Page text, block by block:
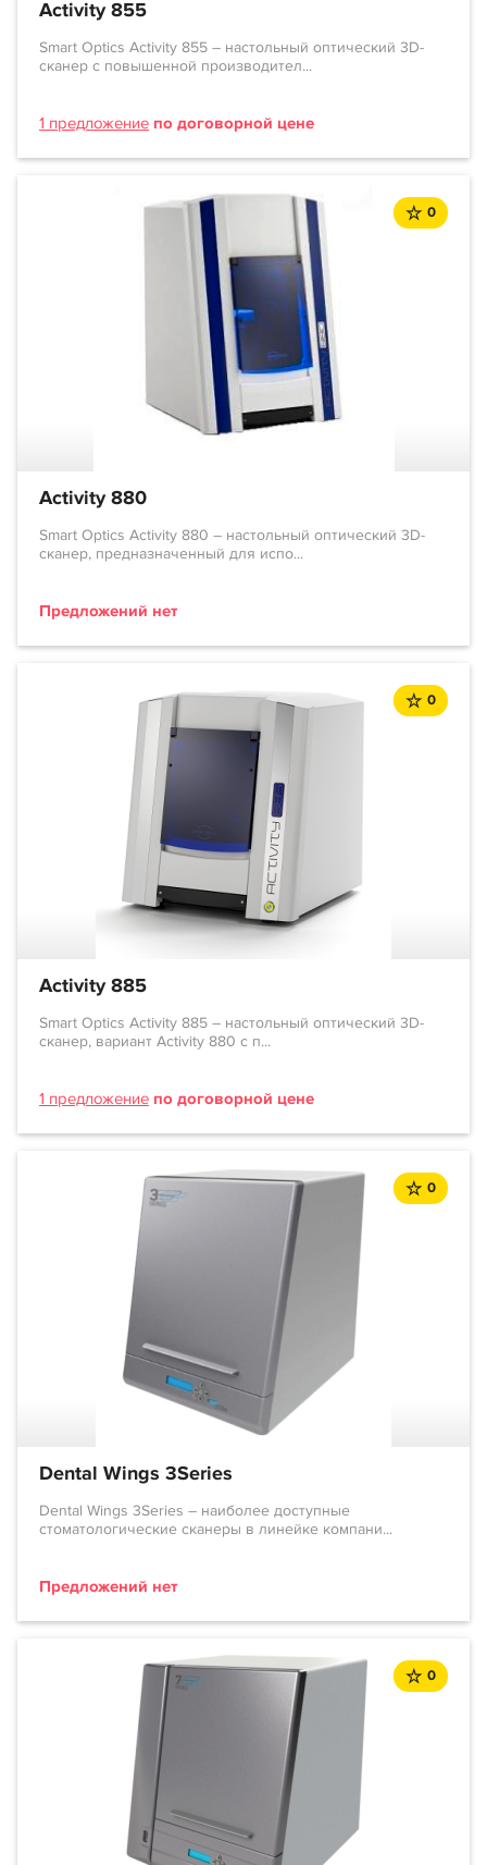
Activity 855
Smart Optics Activity 855 – настольный оптический 3D-
сканер с повышенной производител...
1 предложение по договорной цене
0
Activity 880
Smart Optics Activity 880 – настольный оптический 3D-
сканер, предназначенный для испо...
Предложений нет
0
Activity 885
Smart Optics Activity 885 – настольный оптический 3D-
сканер, вариант Activity 880 с п...
1 предложение по договорной цене
0
Dental Wings 3Series
Dental Wings 3Series – наиболее доступные
стоматологические сканеры в линейке компани...
Предложений нет
0